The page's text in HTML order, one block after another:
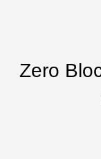
Zero